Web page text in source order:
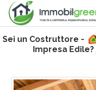
Sei un Costruttore -
Impresa Edile?